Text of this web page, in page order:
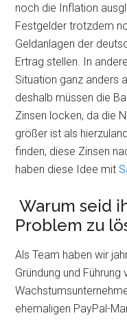
noch die Inflation
Festgelder trotzdem
Geldanlagen der
Ertrag stellen. In
Situation ganz anders
deshalb müssen die
Zinsen locken, da die
größer ist als
finden, diese Zinsen
haben diese Idee mit
Warum seid
Problem zu
Als Team haben wir
Gründung und Führung
ehemaligen PayPal-